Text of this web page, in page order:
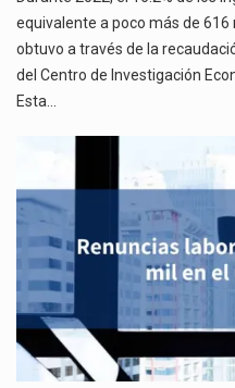
equivalente a poco más de
obtuvo a través de la
del Centro de Investigación
Esta…